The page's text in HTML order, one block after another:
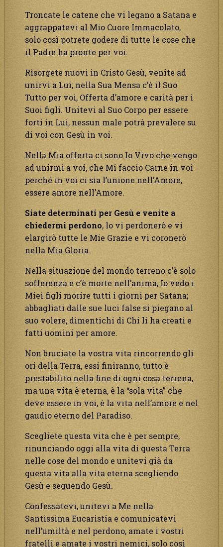
Troncate le catene che vi legano a Satana e
aggrappatevi al Mio Cuore Immacolato,
solo così potrete godere di tutte le cose che
il Padre ha pronte per voi.
Risorgete nuovi in Cristo Gesù, venite ad
unirvi a Lui; nella Sua Mensa c’è il Suo
Tutto per voi, Offerta d’amore e carità per i
Suoi figli. Unitevi al Suo Corpo per essere
forti in Lui, nessun male potrà prevalere su
di voi con Gesù in voi.
Nella Mia offerta ci sono Io Vivo che vengo
ad unirmi a voi, che Mi faccio Carne in voi
perché in voi ci sia l’unione nell’Amore,
essere amore nell’Amore.
Siate determinati per Gesù e venite a
chiedermi perdono, Io vi perdonerò e vi
elargirò tutte le Mie Grazie e vi coronerò
nella Mia Gloria.
Nella situazione del mondo terreno c’è solo
sofferenza e c’è morte nell’anima, Io vedo i
Miei figli morire tutti i giorni per Satana;
abbagliati dalle sue luci false si piegano al
suo volere, dimentichi di Chi li ha creati e
fatti uomini per amore.
Non bruciate la vostra vita rincorrendo gli
ori della Terra, essi finiranno, tutto è
prestabilito nella fine di ogni cosa terrena,
ma una vita è eterna, è la “sola vita” che
deve essere in voi, è la vita nell’amore e nel
gaudio eterno del Paradiso.
Scegliete questa vita che è per sempre,
rinunciando oggi alla vita di questa Terra
nelle cose del mondo e unitevi già da
questa vita alla vita eterna scegliendo
Gesù e seguendo Gesù.
Confessatevi, unitevi a Me nella
Santissima Eucaristia e comunicatevi
nell’umiltà e nel perdono, amate i vostri
fratelli e amate i vostri nemici, solo così